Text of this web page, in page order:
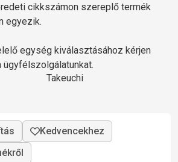
cikkszámon szereplő termék
egyezik.
egység kiválasztásához kérjen
ügyfélszolgálatunkat.
Takeuchi